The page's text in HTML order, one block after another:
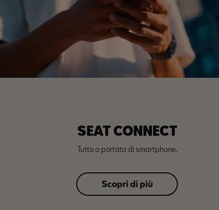
SEAT CONNECT
Tutto a portata di smartphone.
Scopri di più